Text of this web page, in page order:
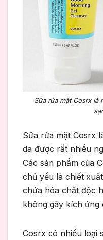
Sữa rửa mặt Cosrx là
Sữa rửa mặt Cosrx
da được rất nhiều
Các sản phẩm của
chủ yếu là chiết
chứa hóa chất độc
không gây kích ứng
Cosrx có nhiều loại